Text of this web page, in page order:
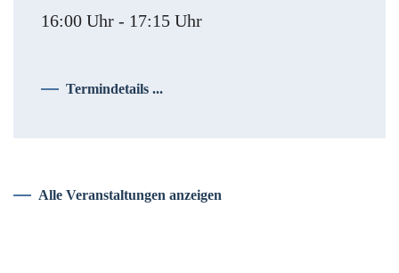
16:00 Uhr - 17:15 Uhr
Termindetails ...
Alle Veranstaltungen anzeigen